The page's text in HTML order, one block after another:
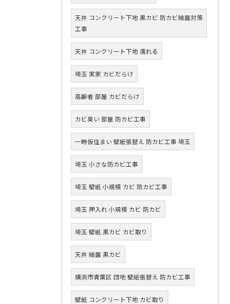
天井 コンクリート下地 黒カビ 防カビ結露対策
工事
天井 コンクリート下地 濡れる
埼玉 実家 カビだらけ
高齢者 部屋 カビだらけ
カビ臭い 部屋 防カビ工事
一時仮住まい 壁紙張替え 防カビ工事 埼玉
埼玉 小さな防カビ工事
埼玉 壁紙 小規模 カビ 防カビ工事
埼玉 押入れ 小規模 カビ 防カビ
埼玉 壁紙 黒カビ カビ取り
天井 結露 黒カビ
横浜市青葉区 団地 壁紙張替え 防カビ工事
壁紙 コンクリート下地 カビ取り